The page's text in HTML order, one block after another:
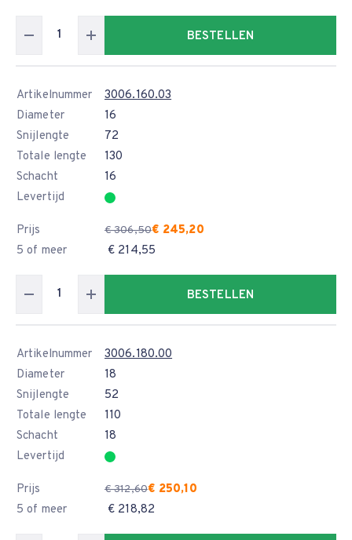
BESTELLEN
Artikelnummer
3006.160.03
Diameter
16
Snijlengte
72
Totale lengte
130
Schacht
16
Levertijd
Prijs € 306,50€ 245,20
5 of meer
€ 214,55
BESTELLEN
Artikelnummer
3006.180.00
Diameter
18
Snijlengte
52
Totale lengte
110
Schacht
18
Levertijd
Prijs € 312,60€ 250,10
5 of meer
€ 218,82